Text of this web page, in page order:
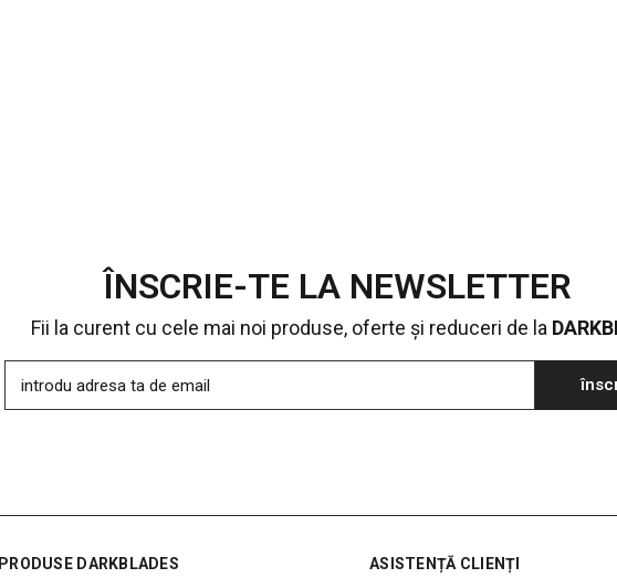
ÎNSCRIE-TE LA NEWSLETTER
Fii la curent cu cele mai noi produse, oferte și reduceri de la
introdu adresa ta de email
PRODUSE DARKBLADES ASISTENȚĂ CLIENȚI